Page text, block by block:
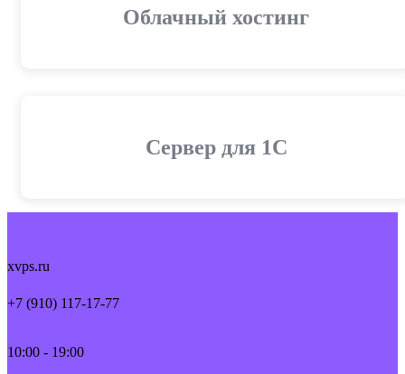
Облачный хостинг
Cервер для 1С
xvps.ru
+7 (910) 117-17-77
10:00 - 19:00